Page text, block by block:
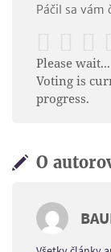
Páčil sa vám
Please wait...
Voting is
progress.
O